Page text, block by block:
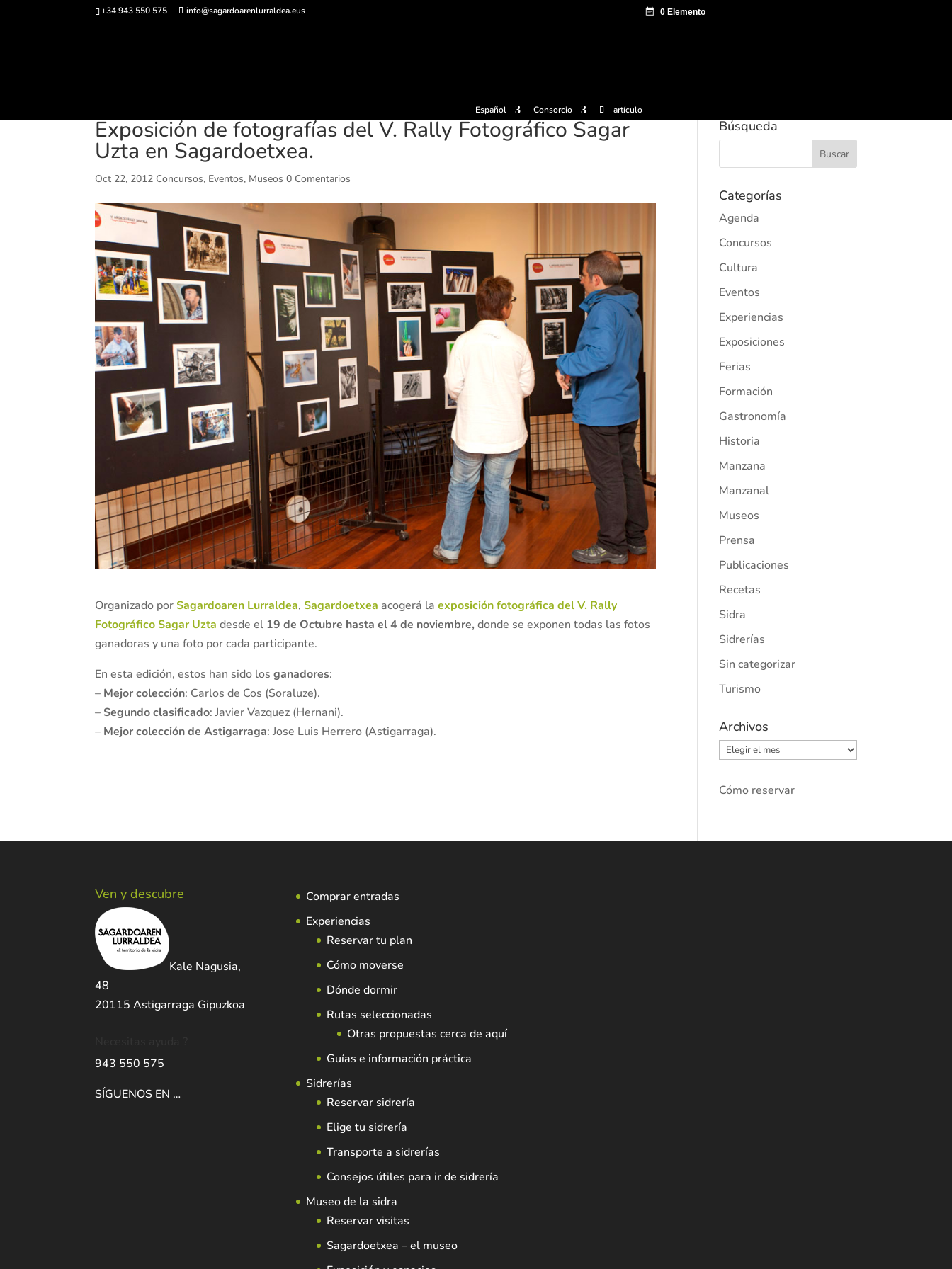
+34 943 550 575 info@sagardoarenlurraldea.eus
Español Consorcio artículo
Exposición de fotografías del V. Rally Fotográfico Sagar
Uzta en Sagardoetxea.
Oct 22, 2012 Concursos, Eventos, Museos 0 Comentarios
Organizado porSagardoaren Lurraldea,Sagardoetxea acogerá laexposición fotográfica del V. Rally
Fotográfico Sagar Uztadesde el 19 de Octubre hasta el 4 de noviembre, donde se exponen todas las fotos
ganadoras y una foto por cada participante.
En esta edición, estos han sido losganadores:
– Mejor colección: Carlos de Cos (Soraluze).
– Segundo clasificado: Javier Vazquez (Hernani).
– Mejor colección de Astigarraga: Jose Luis Herrero (Astigarraga).
Búsqueda
Categorías
Agenda
Concursos
Cultura
Eventos
Experiencias
Exposiciones
Ferias
Formación
Gastronomía
Historia
Manzana
Manzanal
Museos
Prensa
Publicaciones
Recetas
Sidra
Sidrerías
Sin categorizar
Turismo
Archivos
Archivos
Cómo reservar
Ven y descubre
Kale Nagusia,
48
20115 Astigarraga Gipuzkoa
943 550 575
SÍGUENOS EN …
Comprar entradas
Experiencias
Reservar tu plan
Cómo moverse
Dónde dormir
Rutas seleccionadas
Otras propuestas cerca de aquí
Guías e información práctica
Sidrerías
Reservar sidrería
Elige tu sidrería
Transporte a sidrerías
Consejos útiles para ir de sidrería
Museo de la sidra
Reservar visitas
Sagardoetxea – el museo